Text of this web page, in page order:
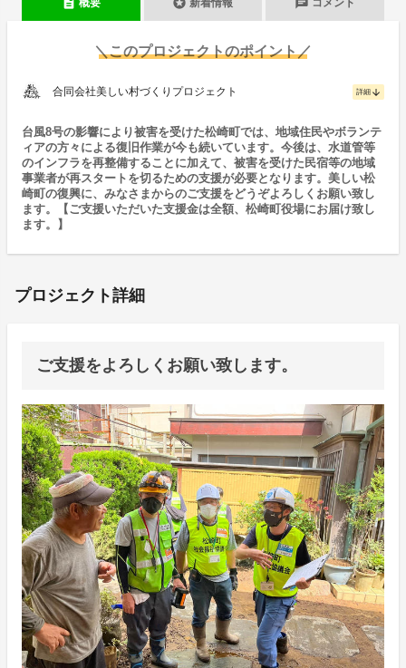
概要 新着情報 コメント
＼このプロジェクトのポイント／
合同会社美しい村づくりプロジェクト 詳細 arrow_downward
台風8号の影響により被害を受けた松崎町では、地域住民やボランテ
ィアの方々による復旧作業が今も続いています。今後は、水道管等
のインフラを再整備することに加えて、被害を受けた民宿等の地域
事業者が再スタートを切るための支援が必要となります。美しい松
崎町の復興に、みなさまからのご支援をどうぞよろしくお願い致し
ます。【ご支援いただいた支援金は全額、松崎町役場にお届け致し
ます。】
プロジェクト詳細
ご支援をよろしくお願い致します。